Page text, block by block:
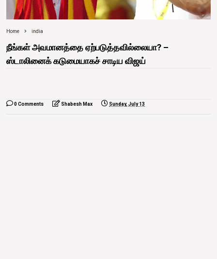
Home india
நீங்கள் அவமானத்தை ஏற்படுத்தவில்லையா? –
ஸ்டாலினைக் கடுமையாகச் சாடிய விஜய்
0 Comments Shabesh Max Sunday, July 13